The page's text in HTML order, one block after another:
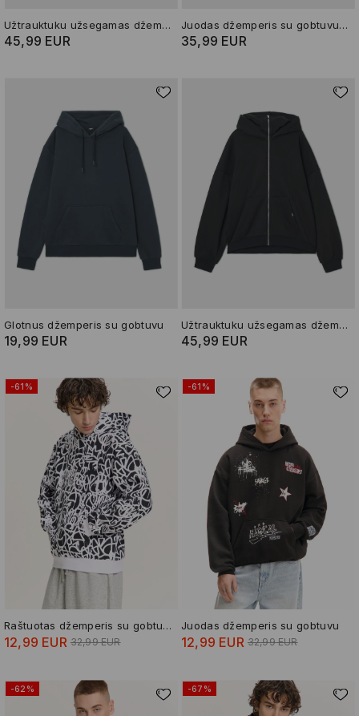
Užtrauktuku užsegamas džemperis su gobtuvu
45,99 EUR
Juodas džemperis su gobtuvu ir piešiniu The Cars
35,99 EUR
Glotnus džemperis su gobtuvu
19,99 EUR
Užtrauktuku užsegamas džemperis su gobtuvu
45,99 EUR
-61%
Raštuotas džemperis su gobtuvu
12,99 EUR 32,99 EUR
-61%
Juodas džemperis su gobtuvu
12,99 EUR 32,99 EUR
-62% -67%